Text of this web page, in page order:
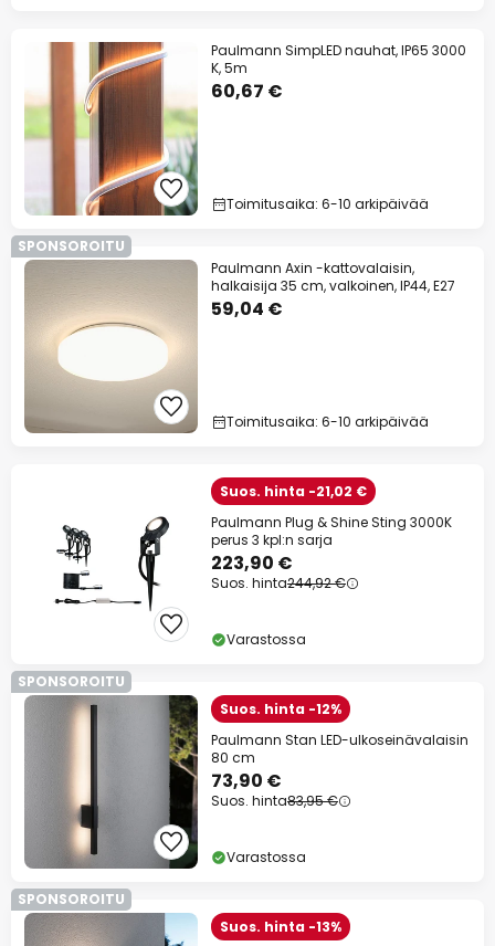
Paulmann SimpLED nauhat, IP65 3000
K, 5m
60,67 €
Toimitusaika: 6-10 arkipäivää
SPONSOROITU
Paulmann Axin -kattovalaisin,
halkaisija 35 cm, valkoinen, IP44, E27
59,04 €
Toimitusaika: 6-10 arkipäivää
Suos. hinta -21,02 €
Paulmann Plug & Shine Sting 3000K
perus 3 kpl:n sarja
223,90 €
Suos. hinta244,92 €
Varastossa
SPONSOROITU
Suos. hinta -12%
Paulmann Stan LED-ulkoseinävalaisin
80 cm
73,90 €
Suos. hinta83,95 €
Varastossa
SPONSOROITU
Suos. hinta -13%